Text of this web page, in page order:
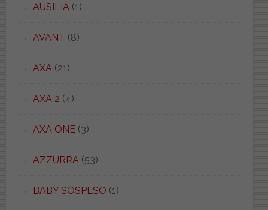
AUSILIA (1)
AVANT (8)
AXA (21)
AXA 2 (4)
AXA ONE(3)
AZZURRA (53)
BABY SOSPESO (1)